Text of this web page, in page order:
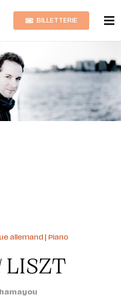
BILLETTERIE
allemand | Piano
LISZT